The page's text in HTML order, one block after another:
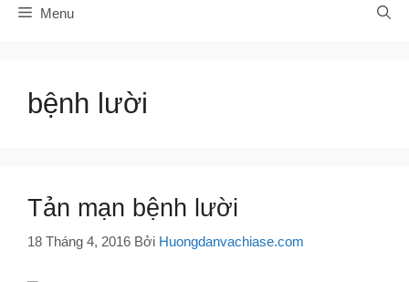
Menu
bệnh lười
Tản mạn bệnh lười
18 Tháng 4, 2016 Bởi Huongdanvachiase.com